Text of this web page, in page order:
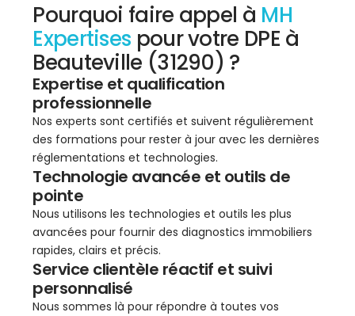
Pourquoi faire appel à MH
Expertises pour votre DPE à
Beauteville (31290) ?
Expertise et qualification
professionnelle
Nos experts sont certifiés et suivent régulièrement
des formations pour rester à jour avec les dernières
réglementations et technologies.
Technologie avancée et outils de
pointe
Nous utilisons les technologies et outils les plus
avancées pour fournir des diagnostics immobiliers
rapides, clairs et précis.
Service clientèle réactif et suivi
personnalisé
Nous sommes là pour répondre à toutes vos